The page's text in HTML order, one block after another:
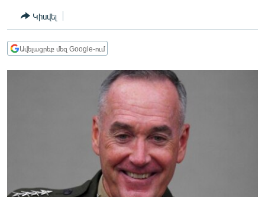
ՏՆՏԵՍՈՒԹՅՈՒՆ
ՂԱՐԱԲԱՂ
ՄԵԿՆԱԲԱՆՈՒԹՅՈՒՆ
ՏՏ ԵՒ ԻՆՏԵՐՆԵՏ
Կիսվել
Ավելացրեք մեզ Google-ում